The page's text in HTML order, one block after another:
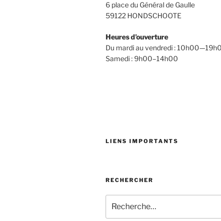
6 place du Général de Gaulle
59122 HONDSCHOOTE
Heures d’ouverture
Du mardi au vendredi :
Samedi : 9h00–14h00
LIENS IMPORTANTS
RECHERCHER